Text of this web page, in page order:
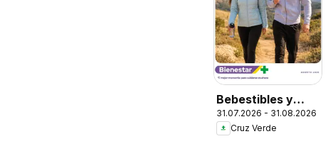
Bebestibles y
Snacks
31.07.2026 - 31.08.2026
Cruz Verde